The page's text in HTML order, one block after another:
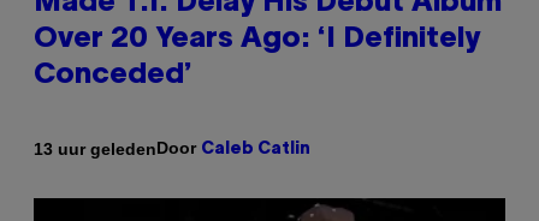
Over 20 Years Ago: ‘I Definitely
Conceded’
13 uur geledenDoor Caleb Catlin